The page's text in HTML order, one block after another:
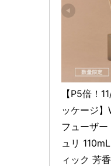
【P5倍！
ッケージ
フューザ
ュリ
ィック 芳